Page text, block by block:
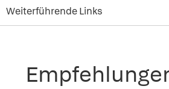
Weiterführende Links